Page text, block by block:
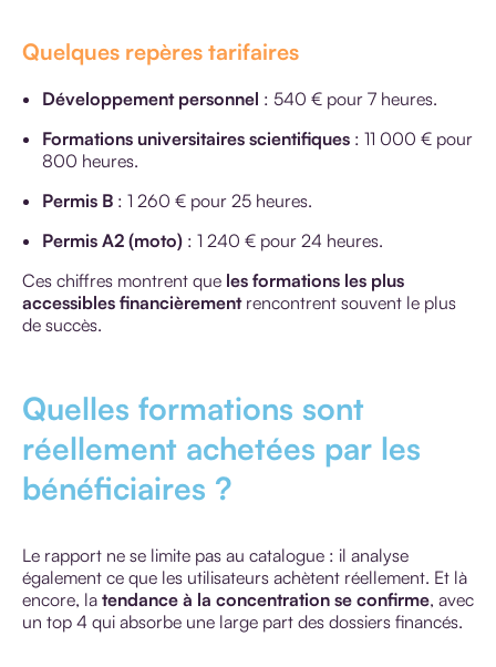
Quelques repères tarifaires
Développement personnel : 540 € pour 7 heures.
Formations universitaires scientifiques : 11 000 € pour
800 heures.
Permis B : 1 260 € pour 25 heures.
Permis A2 (moto) : 1 240 € pour 24 heures.
Ces chiffres montrent que les formations les plus
accessibles financièrementrencontrent souvent le plus
de succès.
Quelles formations sont
réellement achetées par les
bénéficiaires ?
Le rapport ne se limite pas au catalogue : il analyse
également ce que les utilisateurs achètent réellement. Et là
encore, la tendance à la concentration se confirme, avec
un top 4 qui absorbe une large part des dossiers financés.